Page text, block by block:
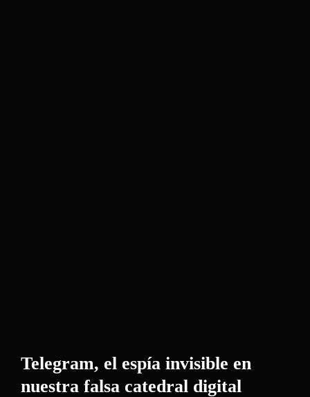
Telegram, el espía invisible en
nuestra falsa catedral digital